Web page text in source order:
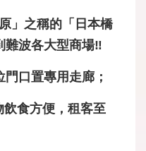
」之稱的「日本橋
難波各大型商場‼
口置專用走廊；
飲食方便，租客至